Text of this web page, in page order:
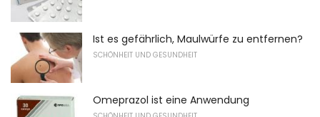
Ist es gefährlich, Maulwürfe zu entfernen?
SCHÖNHEIT UND GESUNDHEIT
Omeprazol ist eine Anwendung